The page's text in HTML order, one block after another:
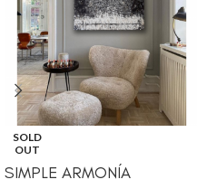
SOLD
OUT
SIMPLE ARMONÍA